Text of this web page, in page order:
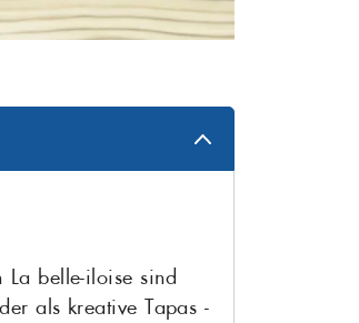
La belle-iloise sind
als kreative Tapas -